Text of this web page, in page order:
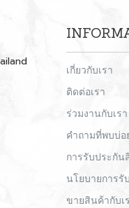
เกี่ยวกับเรา
ติดต่อเรา
ร่วมงานกับเรา
คำถามที่พบบ่อ
การรับประกัน
นโยบายการ
ขายสินค้ากับเ